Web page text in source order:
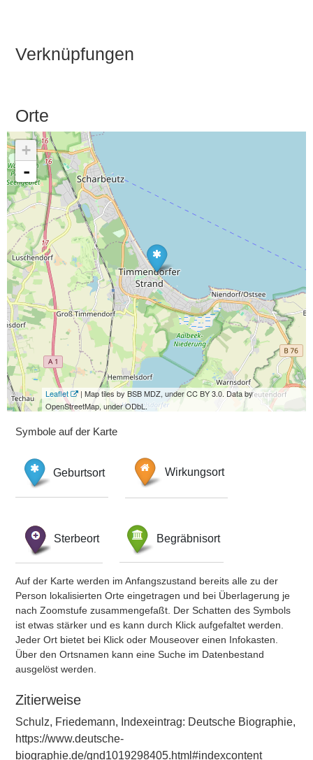
Verknüpfungen
Orte
+
-
Leaflet
| Map tiles by BSB MDZ, under CC BY 3.0. Data by
OpenStreetMap, under ODbL.
Symbole auf der Karte
Geburtsort Wirkungsort
Sterbeort Begräbnisort
Auf der Karte werden im Anfangszustand bereits alle zu der
Person lokalisierten Orte eingetragen und bei Überlagerung je
nach Zoomstufe zusammengefaßt. Der Schatten des Symbols
ist etwas stärker und es kann durch Klick aufgefaltet werden.
Jeder Ort bietet bei Klick oder Mouseover einen Infokasten.
Über den Ortsnamen kann eine Suche im Datenbestand
ausgelöst werden.
Zitierweise
Schulz, Friedemann, Indexeintrag: Deutsche Biographie,
https://www.deutsche-
biographie.de/gnd1019298405.html#indexcontent